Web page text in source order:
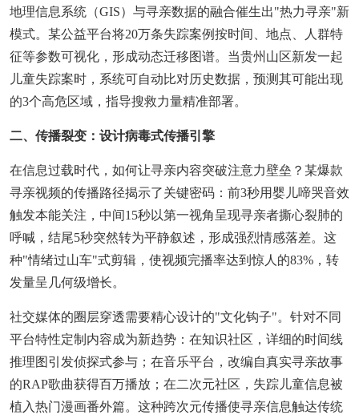
地理信息系统（GIS）与寻亲数据的融合催生出"热力寻亲"新
模式。某公益平台将20万条失踪案例按时间、地点、人群特
征等参数可视化，形成动态迁移图谱。当贵州山区新发一起
儿童失踪案时，系统可自动比对历史数据，预测其可能出现
的3个高危区域，指导搜救力量精准部署。
二、传播裂变：设计病毒式传播引擎
在信息过载时代，如何让寻亲内容突破注意力壁垒？某爆款
寻亲视频的传播路径揭示了关键密码：前3秒用婴儿啼哭音效
触发本能关注，中间15秒以第一视角呈现寻亲者撕心裂肺的
呼喊，结尾5秒突然转为平静叙述，形成强烈情感落差。这
种"情绪过山车"式剪辑，使视频完播率达到惊人的83%，转
发量呈几何级增长。
社交媒体的圈层穿透需要精心设计的"文化钩子"。针对不同
平台特性定制内容成为新趋势：在知识社区，详细的时间线
推理图引发侦探式参与；在音乐平台，改编自真实寻亲故事
的RAP歌曲获得百万播放；在二次元社区，失踪儿童信息被
植入热门漫画番外篇。这种跨次元传播使寻亲信息触达传统